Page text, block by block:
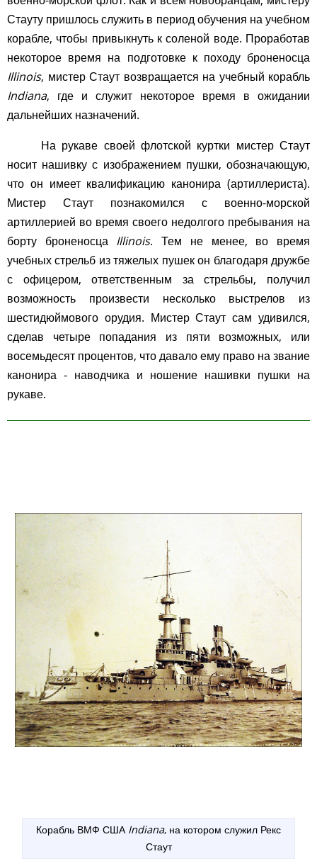
Стауту пришлось служить в период обучения на учебном
корабле, чтобы привыкнуть к соленой воде. Проработав
некоторое время на подготовке к походу броненосца
Illinois, мистер Стаут возвращается на учебный корабль
Indiana, где и служит некоторое время в ожидании
дальнейших назначений.
На рукаве своей флотской куртки мистер Стаут
носит нашивку с изображением пушки, обозначающую,
что он имеет квалификацию канонира (артиллериста).
Мистер Стаут познакомился с военно-морской
артиллерией во время своего недолгого пребывания на
борту броненосца Illinois. Тем не менее, во время
учебных стрельб из тяжелых пушек он благодаря дружбе
с офицером, ответственным за стрельбы, получил
возможность произвести несколько выстрелов из
шестидюймового орудия. Мистер Стаут сам удивился,
сделав четыре попадания из пяти возможных, или
восемьдесят процентов, что давало ему право на звание
канонира - наводчика и ношение нашивки пушки на
рукаве.
Корабль ВМФ США Indiana, на котором служил Рекс
Стаут